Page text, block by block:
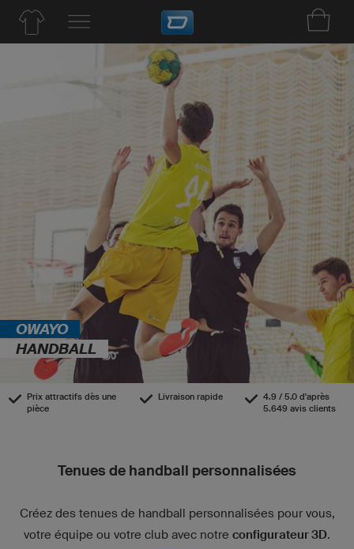
OWAYO
HANDBALL
Prix attractifs dès une
pièce
Livraison rapide
4.9 / 5.0 d'après
5.649 avis clients
Tenues de handball personnalisées
Créez des tenues de handball personnalisées pour vous,
votre équipe ou votre club avec notre configurateur 3D.